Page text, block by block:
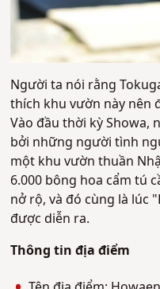
Người ta nói rằng
thích khu vườn này nên
Vào đầu thời kỳ Showa,
bởi những người tình
một khu vườn thuần
6.000 bông hoa cẩm tú
nở rộ, và đó cùng là lúc
được diễn ra.
Thông tin địa điểm